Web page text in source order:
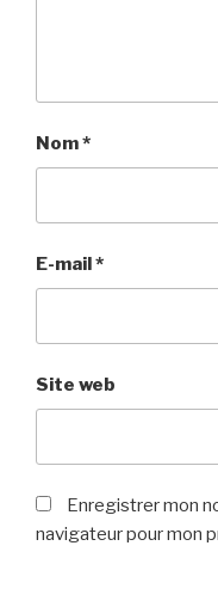
Nom*
E-mail*
Site web
Enregistrer mon
navigateur pour mon